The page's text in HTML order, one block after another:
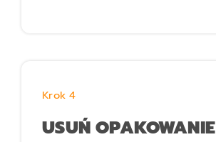
Krok 4
USUŃ OPAKOWANIE